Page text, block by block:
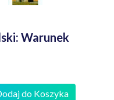
Warunek
do Koszyka